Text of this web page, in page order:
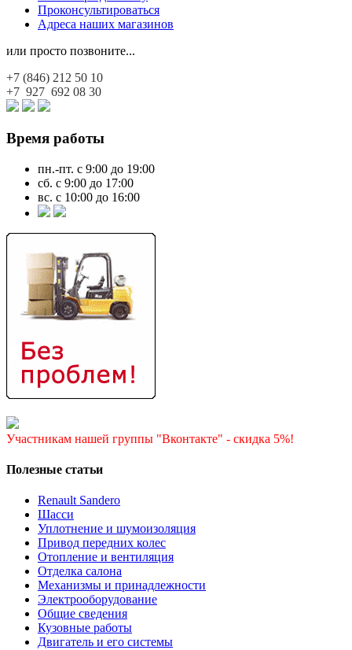
Проконсультироваться
Адреса наших магазинов
или просто позвоните...
+7 (846) 212 50 10
+7 927 692 08 30
Время работы
пн.-пт. с 9:00 до 19:00
сб. с 9:00 до 17:00
вс. с 10:00 до 16:00
Участникам нашей группы "Вконтакте" - скидка 5%!
Полезные статьи
Renault Sandero
Шасси
Уплотнение и шумоизоляция
Привод передних колес
Отопление и вентиляция
Отделка салона
Механизмы и принадлежности
Электрооборудование
Общие сведения
Кузовные работы
Двигатель и его системы